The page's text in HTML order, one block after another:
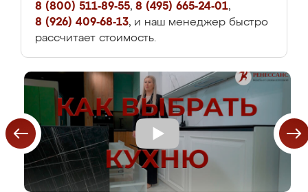
8 (800) 511-89-55, 8 (495) 665-24-01,
8 (926) 409-68-13, и наш менеджер быстро
рассчитает стоимость.